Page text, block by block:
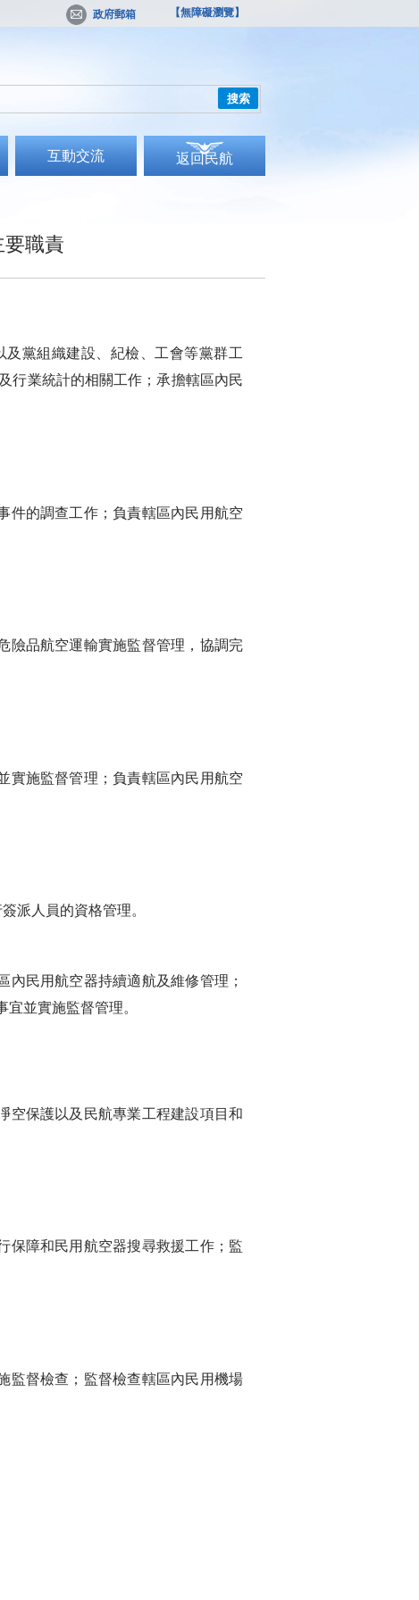
政府郵箱 【無障礙瀏覽】
搜索
互動交流 返回民航
職責
黨組織建設、紀檢、工會等黨群工
行業統計的相關工作；承擔轄區內民
的調查工作；負責轄區內民用航空
品航空運輸實施監督管理，協調完
施監督管理；負責轄區內民用航空
派人員的資格管理。
民用航空器持續適航及維修管理；
並實施監督管理。
保護以及民航專業工程建設項目和
障和民用航空器搜尋救援工作；監
督檢查；監督檢查轄區內民用機場